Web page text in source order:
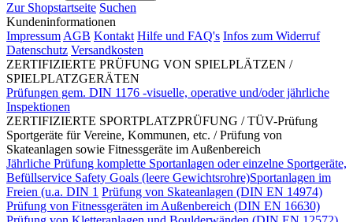
Zur Shopstartseite Suchen
Kundeninformationen
Impressum AGB Kontakt Hilfe und FAQ's Infos zum Widerruf
Datenschutz Versandkosten
ZERTIFIZIERTE PRÜFUNG VON SPIELPLÄTZEN /
SPIELPLATZGERÄTEN
Prüfungen gem. DIN 1176 -visuelle, operative und/oder jährliche
Inspektionen
ZERTIFIZIERTE SPORTPLATZPRÜFUNG / TÜV-Prüfung
Sportgeräte für Vereine, Kommunen, etc. / Prüfung von
Skateanlagen sowie Fitnessgeräte im Außenbereich
Jährliche Prüfung komplette Sportanlagen oder einzelne Sportgeräte,
Befüllservice Safety Goals (leere Gewichtsrohre)Sportanlagen im
Freien (u.a. DIN 1 Prüfung von Skateanlagen (DIN EN 14974)
Prüfung von Fitnessgeräten im Außenbereich (DIN EN 16630)